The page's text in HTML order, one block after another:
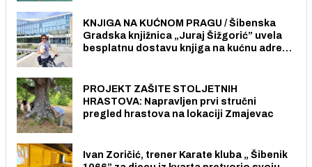
KNJIGA NA KUĆNOM PRAGU / Šibenska
Gradska knjižnica „Juraj Šižgorić” uvela
besplatnu dostavu knjiga na kućnu adresu
PROJEKT ZAŠITE STOLJETNIH
HRASTOVA: Napravljen prvi stručni
pregled hrastova na lokaciji Zmajevac
Ivan Zoričić, trener Karate kluba „ Šibenik